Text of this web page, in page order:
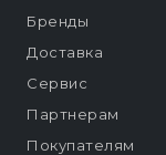
Бренды
Доставка
Сервис
Партнерам
Покупателям